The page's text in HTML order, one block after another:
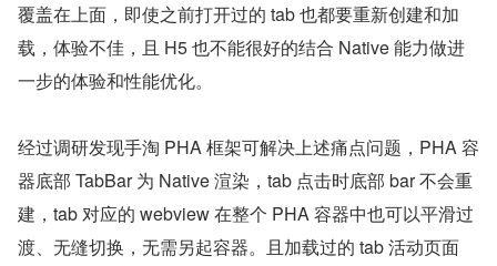
覆盖在上面，即使之前打开过的 tab 也都要重新创建和加
载，体验不佳，且 H5 也不能很好的结合 Native 能力做进
一步的体验和性能优化。
经过调研发现手淘 PHA 框架可解决上述痛点问题，PHA 容
器底部 TabBar 为 Native 渲染，tab 点击时底部 bar 不会重
建，tab 对应的 webview 在整个 PHA 容器中也可以平滑过
渡、无缝切换，无需另起容器。且加载过的 tab 活动页面